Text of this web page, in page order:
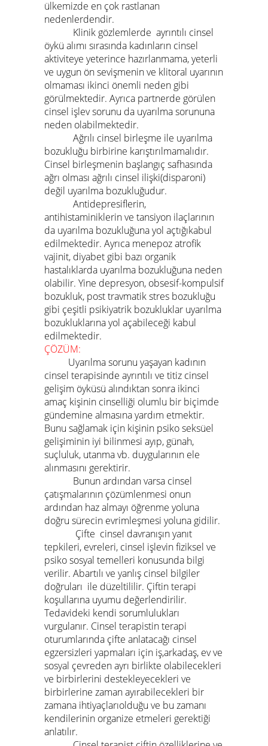
ülkemizde en çok rastlanan
nedenlerdendir.
Klinik gözlemlerde ayrıntılı cinsel
öykü alımı sırasında kadınların cinsel
aktiviteye yeterince hazırlanmama, yeterli
ve uygun ön sevişmenin ve klitoral uyarının
olmaması ikinci önemli neden gibi
görülmektedir. Ayrıca partnerde görülen
cinsel işlev sorunu da uyarılma sorununa
neden olabilmektedir.
Ağrılı cinsel birleşme ile uyarılma
bozukluğu birbirine karıştırılmamalıdır.
Cinsel birleşmenin başlangıç safhasında
ağrı olması ağrılı cinsel ilişki(disparoni)
değil uyarılma bozukluğudur.
Antidepresiflerin,
antihistaminiklerin ve tansiyon ilaçlarının
da uyarılma bozukluğuna yol açtığıkabul
edilmektedir. Ayrıca menepoz atrofik
vajinit, diyabet gibi bazı organik
hastalıklarda uyarılma bozukluğuna neden
olabilir. Yine depresyon, obsesif-kompulsif
bozukluk, post travmatik stres bozukluğu
gibi çeşitli psikiyatrik bozukluklar uyarılma
bozukluklarına yol açabileceği kabul
edilmektedir.
ÇÖZÜM:
Uyarılma sorunu yaşayan kadının
cinsel terapisinde ayrıntılı ve titiz cinsel
gelişim öyküsü alındıktan sonra ikinci
amaç kişinin cinselliği olumlu bir biçimde
gündemine almasına yardım etmektir.
Bunu sağlamak için kişinin psiko seksüel
gelişiminin iyi bilinmesi ayıp, günah,
suçluluk, utanma vb. duygularının ele
alınmasını gerektirir.
Bunun ardından varsa cinsel
çatışmalarının çözümlenmesi onun
ardından haz almayı öğrenme yoluna
doğru sürecin evrimleşmesi yoluna gidilir.
Çifte cinsel davranışın yanıt
tepkileri, evreleri, cinsel işlevin fiziksel ve
psiko sosyal temelleri konusunda bilgi
verilir. Abartılı ve yanlış cinsel bilgiler
doğruları ile düzeltililir. Çiftin terapi
koşullarına uyumu değerlendirilir.
Tedavideki kendi sorumlulukları
vurgulanır. Cinsel terapistin terapi
oturumlarında çifte anlatacağı cinsel
egzersizleri yapmaları için iş,arkadaş, ev ve
sosyal çevreden ayrı birlikte olabilecekleri
ve birbirlerini destekleyecekleri ve
birbirlerine zaman ayırabilecekleri bir
zamana ihtiyaçlarıolduğu ve bu zamanı
kendilerinin organize etmeleri gerektiği
anlatılır.